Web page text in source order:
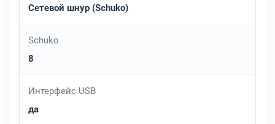
Сетевой шнур (Schuko)
Schuko
8
Интерфейс USB
да